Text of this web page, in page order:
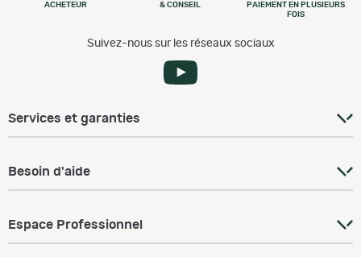
ACHETEUR
& CONSEIL
PAIEMENT EN PLUSIEURS
FOIS
Suivez-nous sur les réseaux sociaux
Services et garanties
Besoin d'aide
Espace Professionnel